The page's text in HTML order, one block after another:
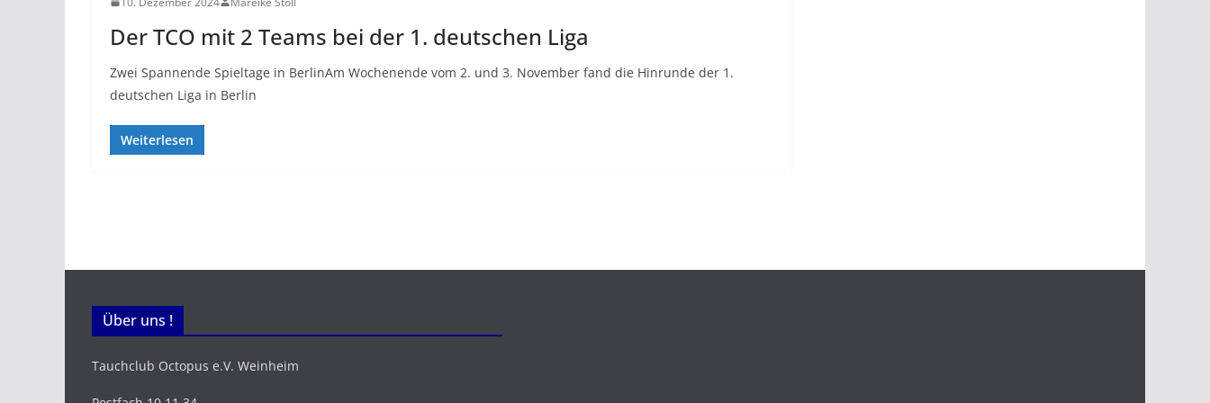
Der TCO mit 2 Teams bei der 1. deutschen Liga
Zwei Spannende Spieltage in BerlinAm Wochenende vom 2. und 3. November fand die Hinrunde der 1.
deutschen Liga in Berlin
Weiterlesen
Über uns !
Tauchclub Octopus e.V. Weinheim